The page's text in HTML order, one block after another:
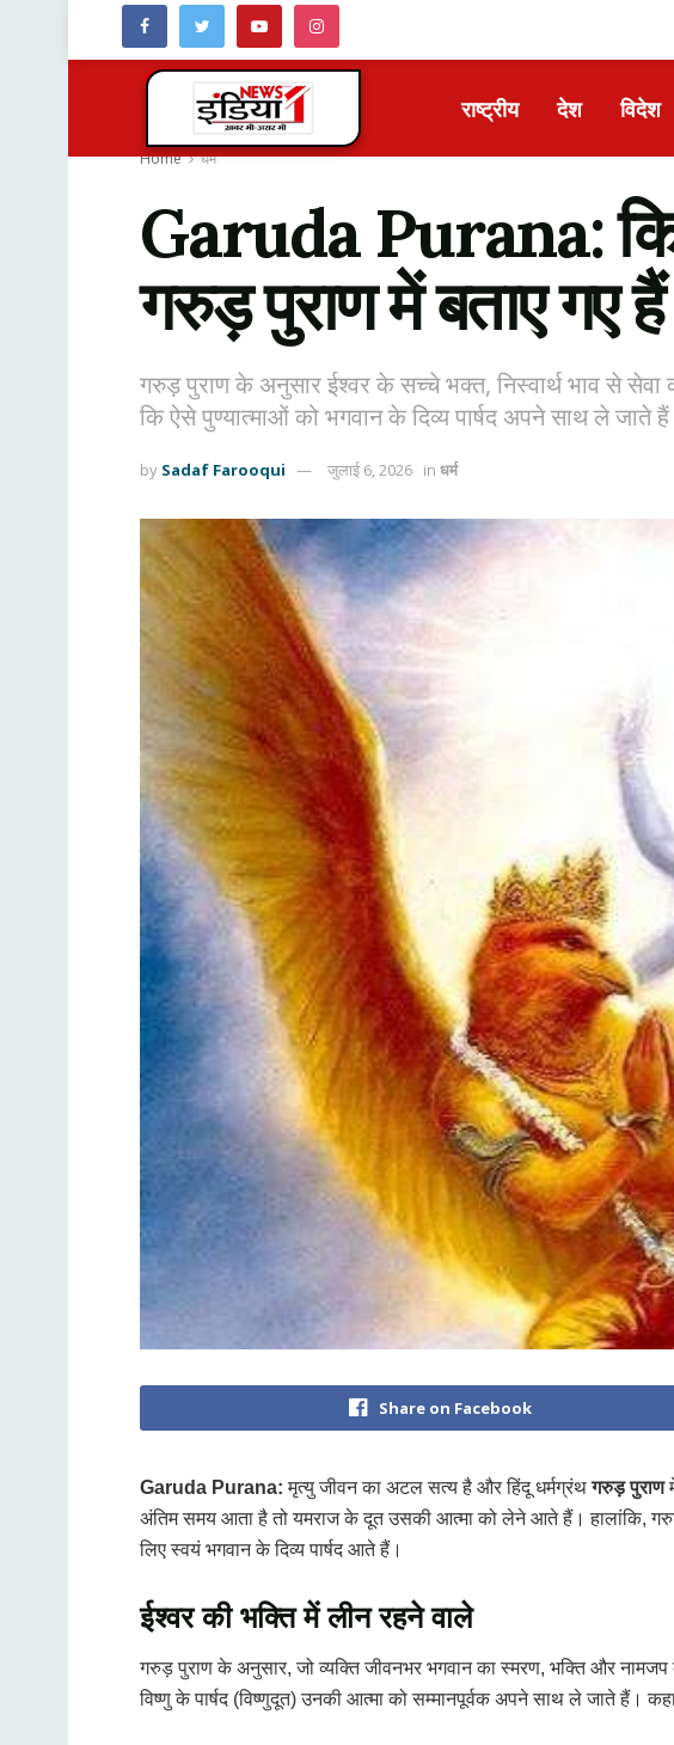
राष्ट्रीय देश विदेश
Home धर्म
Garuda Purana:
गरुड़ पुराण में बताए गए
गरुड़ पुराण के अनुसार ईश्वर के सच्चे भक्त, निस्वार्थ भाव से सेवा
कि ऐसे पुण्यात्माओं को भगवान के दिव्य पार्षद अपने साथ ले जाते
by Sadaf Farooqui जुलाई 6, 2026 in धर्म
Share on Facebook
Garuda Purana: मृत्यु जीवन का अटल सत्य है और हिंदू धर्मग्रंथगरुड़ पुराण
अंतिम समय आता है तो यमराज के दूत उसकी आत्मा को लेने आते हैं। हालांकि,
लिए स्वयं भगवान के दिव्य पार्षद आते हैं।
ईश्वर की भक्ति में लीन रहने वाले
गरुड़ पुराण के अनुसार, जो व्यक्ति जीवनभर भगवान का स्मरण, भक्ति और
विष्णु के पार्षद (विष्णुदूत) उनकी आत्मा को सम्मानपूर्वक अपने साथ ले जाते हैं।